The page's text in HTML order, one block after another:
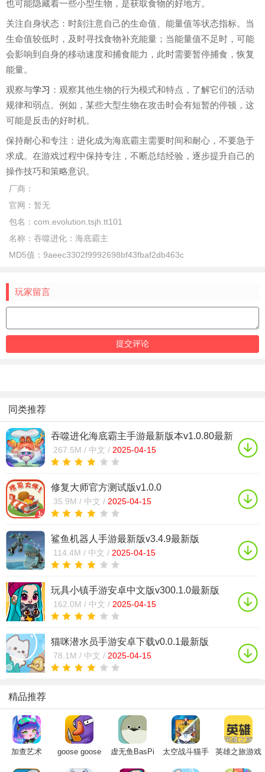
也可能隐藏着一些小型生物，是获取食物的好地方。
关注自身状态：时刻注意自己的生命值、能量值等状态指标。当
生命值较低时，及时寻找食物补充能量；当能量值不足时，可能
会影响到自身的移动速度和捕食能力，此时需要暂停捕食，恢复
能量。
观察与学习 ：观察其他生物的行为模式和特点，了解它们的活动
规律和弱点。例如，某些大型生物在攻击时会有短暂的停顿，这
可能是反击的好时机。
保持耐心和专注：进化成为海底霸主需要时间和耐心，不要急于
求成。在游戏过程中保持专注，不断总结经验，逐步提升自己的
操作技巧和策略意识。
厂商：
官网： 暂无
包名： com.evolution.tsjh.tt101
名称： 吞噬进化：海底霸主
MD5值： 9aeec3302f9992698bf43fbaf2db463c
玩家留言
同类推荐
吞噬进化海底霸主手游最新版本v1.0.80最新
版
267.5M / 中文 / 2025-04-15
修复大师官方测试版v1.0.0
35.9M / 中文 / 2025-04-15
鲨鱼机器人手游最新版v3.4.9最新版
114.4M / 中文 / 2025-04-15
玩具小镇手游安卓中文版v300.1.0最新版
162.0M / 中文 / 2025-04-15
猫咪潜水员手游安卓下载v0.0.1最新版
78.1M / 中文 / 2025-04-15
精品推荐
加查艺术
goose goose
虚无鱼BasPi
太空战斗猫手
英雄之旅游戏